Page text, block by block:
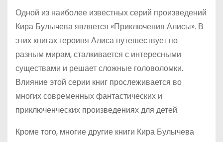
Одной из наиболее известных серий произведений
Кира Булычева является «Приключения Алисы». В
этих книгах героиня Алиса путешествует по
разным мирам, сталкивается с интересными
существами и решает сложные головоломки.
Влияние этой серии книг прослеживается во
многих современных фантастических и
приключенческих произведениях для детей.
Кроме того, многие другие книги Кира Булычева